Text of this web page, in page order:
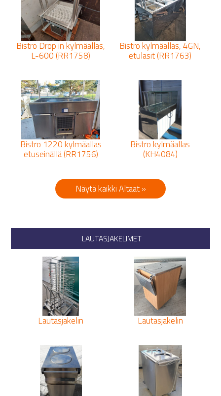
Bistro Drop in kylmäallas,
L-600 (RR1758)
Bistro kylmäallas, 4GN,
etulasit (RR1763)
Bistro 1220 kylmäallas
etuseinällä (RR1756)
Bistro kylmäallas
(KH4084)
Näytä kaikki Altaat »
LAUTASJAKELIMET
Lautasjakelin Lautasjakelin